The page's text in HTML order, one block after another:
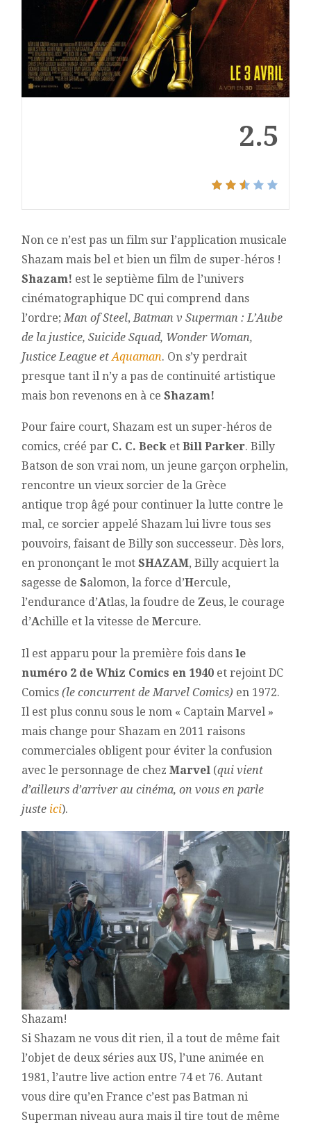
2.5
Non ce n’est pas un film sur l’application musicale
Shazam mais bel et bien un film de super-héros !
Shazam! est le septième film de l’univers
cinématographique DC qui comprend dans
l’ordre; Man of Steel, Batman v Superman : L’Aube
de la justice, Suicide Squad, Wonder Woman,
Justice League etAquaman. On s’y perdrait
presque tant il n’y a pas de continuité artistique
mais bon revenons en à ceShazam!
Pour faire court, Shazam est un super-héros de
comics, créé par C. C. Beck etBill Parker. Billy
Batson de son vrai nom, un jeune garçon orphelin,
rencontre un vieux sorcier de la Grèce
antique trop âgé pour continuer la lutte contre le
mal, ce sorcier appelé Shazam lui livre tous ses
pouvoirs, faisant de Billy son successeur. Dès lors,
en prononçant le motSHAZAM, Billy acquiert la
sagesse deSalomon, la force d’Hercule,
l’endurance d’Atlas, la foudre de Zeus, le courage
d’Achille et la vitesse deMercure.
Il est apparu pour la première fois dansle
numéro 2 de Whiz Comics en 1940 et rejoint DC
Comics(le concurrent de Marvel Comics) en 1972.
Il est plus connu sous le nom « Captain Marvel »
mais change pour Shazam en 2011 raisons
commerciales obligent pour éviter la confusion
avec le personnage de chezMarvel (qui vient
d’ailleurs d’arriver au cinéma, on vous en parle
juste ici).
Shazam!
Si Shazam ne vous dit rien, il a tout de même fait
l’objet de deux séries aux US, l’une animée en
1981, l’autre live action entre 74 et 76. Autant
vous dire qu’en France c’est pas Batman ni
Superman niveau aura mais il tire tout de même